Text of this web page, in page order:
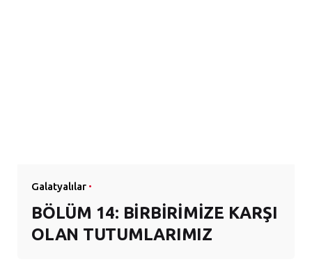
Galatyalılar
BÖLÜM 14: BİRBİRİMİZE KARŞI
OLAN TUTUMLARIMIZ